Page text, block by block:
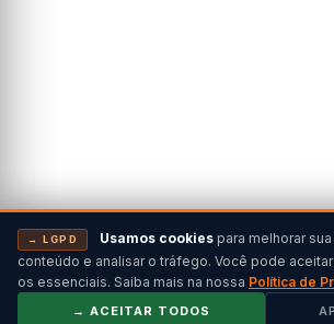
→ LGPD Usamos cookies para melhorar
conteúdo e analisar o tráfego. Você pode
os essenciais. Saiba mais na nossa Política de
→ ACEITAR TODOS